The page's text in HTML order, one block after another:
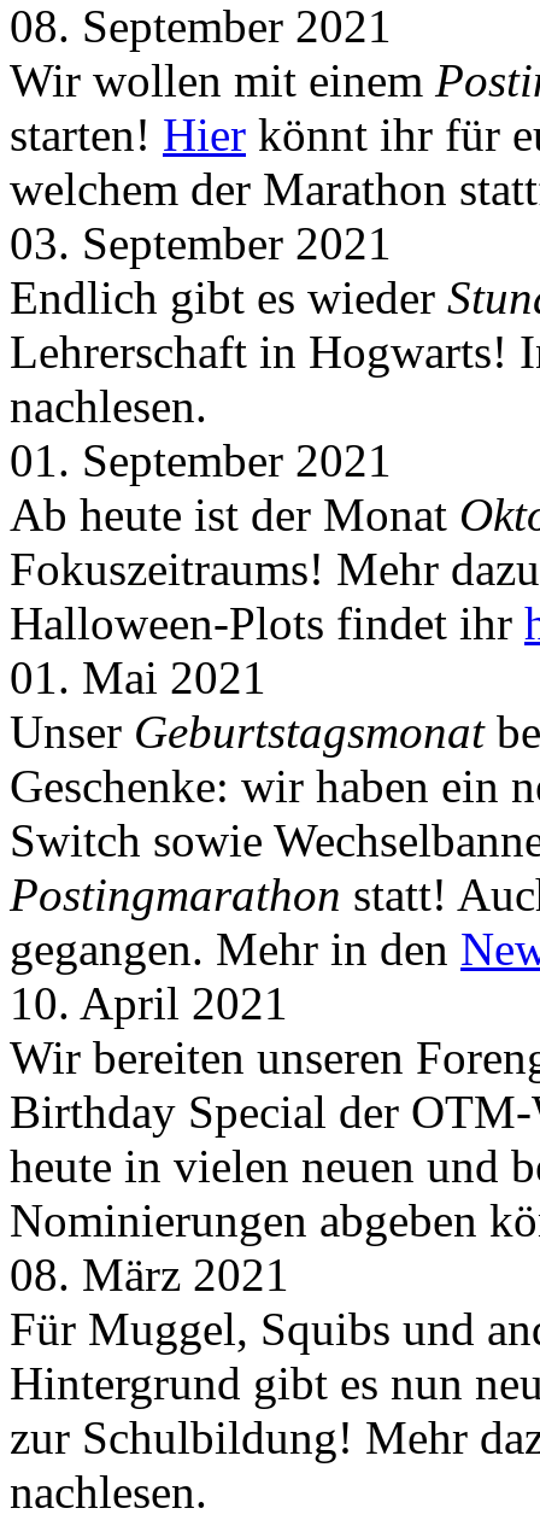
08. September 2021
Wir wollen mit einem
starten! Hier könnt ihr für
welchem der Marathon
03. September 2021
Endlich gibt es wieder
Lehrerschaft in Hogwarts!
nachlesen.
01. September 2021
Ab heute ist der Monat
Fokuszeitraums! Mehr
Halloween-Plots findet ihr
01. Mai 2021
Unser Geburtstagsmonat
Geschenke: wir haben ein
Switch sowie
Postingmarathon statt!
gegangen. Mehr in den
10. April 2021
Wir bereiten unseren
Birthday Special der
heute in vielen neuen und
Nominierungen abgeben
08. März 2021
Für Muggel, Squibs und
Hintergrund gibt es nun
zur Schulbildung! Mehr
nachlesen.